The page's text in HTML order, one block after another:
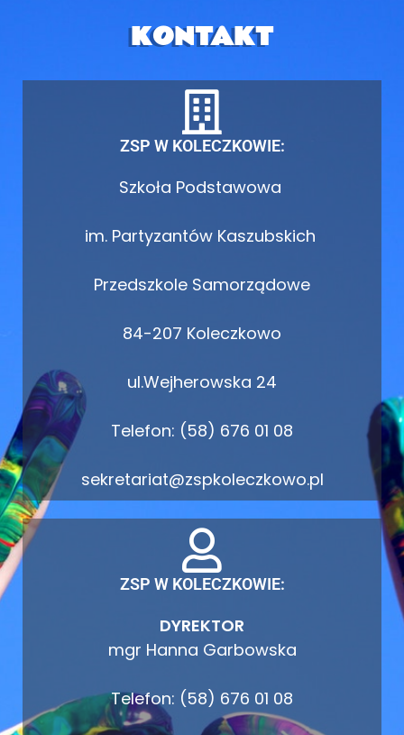
KONTAKT
ZSP W KOLECZKOWIE:
Szkoła Podstawowa
im. Partyzantów Kaszubskich
Przedszkole Samorządowe
84-207 Koleczkowo
ul.Wejherowska 24
Telefon: (58) 676 01 08
sekretariat@zspkoleczkowo.pl
ZSP W KOLECZKOWIE:
DYREKTOR
mgr Hanna Garbowska
Telefon: (58) 676 01 08